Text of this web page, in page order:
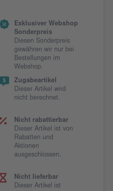
Exklusiver Webshop
Sonderpreis
Diesen Sonderpreis
gewähren wir nur bei
Bestellungen im
Webshop.
Zugabeartikel
Dieser Artikel wird
nicht berechnet.
Nicht rabattierbar
Dieser Artikel ist von
Rabatten und
Aktionen
ausgeschlossen.
Nicht lieferbar
Dieser Artikel ist